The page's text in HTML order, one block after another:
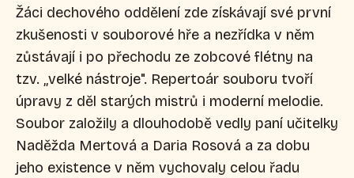
Žáci dechového oddělení zde získávají své první
zkušenosti v souborové hře a nezřídka v něm
zůstávají i po přechodu ze zobcové flétny na
tzv. ,,velké nástroje". Repertoár souboru tvoří
úpravy z děl starých mistrů i moderní melodie.
Soubor založily a dlouhodobě vedly paní učitelky
Naděžda Mertová a Daria Rosová a za dobu
jeho existence v něm vychovaly celou řadu